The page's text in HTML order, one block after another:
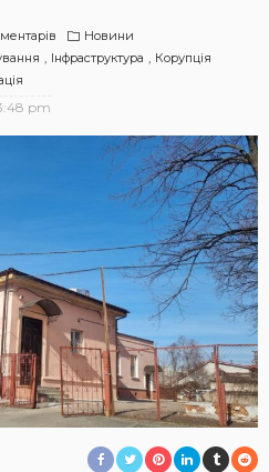
Новини
Інфраструктура
Корупція
pm